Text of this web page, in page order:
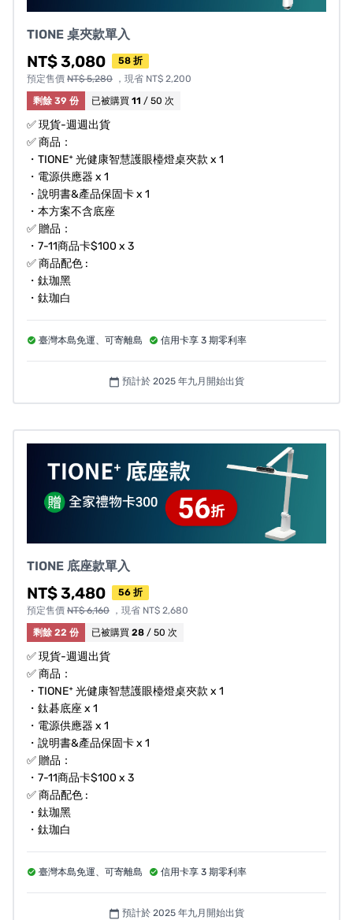
風險與挑戰
募資預購計畫有眾多變數，我們會盡最大努力，確保募資
過程及時程的執行。如遇不可控之因素（國內外物流運輸
延遲、國內外節假日、天氣與人為等不可預期的之變
數），我們會第一時間通知您最新的備貨狀態與到貨日
期。
當您贊助此計畫即同意承擔此風險，並接受可能延遲替換
之變因，若無法接受可能延遲重組，請在計劃期間透過贊
助細節頁面的「取消贊助並退款」按鈕來申請取消贊助；
募資結束後請來信喜光客服中心
service@sylstar.com.tw
專案可能遇到各種不可控因素，若遇突發狀況，將通知贊
助者最新狀況。當您贊助此計畫即同意承擔此風險，並接
受可能延遲出貨之變因。
TIONE 桌夾款單入
NT$ 3,080
58 折
預定售價 NT$ 5,280 ，現省 NT$ 2,200
剩餘 39 份
已被購買 11 / 50 次
✅ 現貨-週週出貨
✅ 商品：
・TIONE⁺ 光健康智慧護眼檯燈桌夾款 x 1
・電源供應器 x 1
・說明書&產品保固卡 x 1
・本方案不含底座
✅ 贈品：
・7-11商品卡$100 x 3
✅ 商品配色 :
・鈦珈黑
・鈦珈白
臺灣本島免運、可寄離島 信用卡享 3 期零利率
calendar_today 預計於 2025 年九月開始出貨
TIONE 底座款單入
NT$ 3,480
56 折
預定售價 NT$ 6,160 ，現省 NT$ 2,680
剩餘 22 份
已被購買 28 / 50 次
✅ 現貨-週週出貨
✅ 商品：
・TIONE⁺ 光健康智慧護眼檯燈桌夾款 x 1
・鈦碁底座 x 1
・電源供應器 x 1
・說明書&產品保固卡 x 1
✅ 贈品：
・7-11商品卡$100 x 3
✅ 商品配色 :
・鈦珈黑
・鈦珈白
臺灣本島免運、可寄離島 信用卡享 3 期零利率
calendar_today 預計於 2025 年九月開始出貨